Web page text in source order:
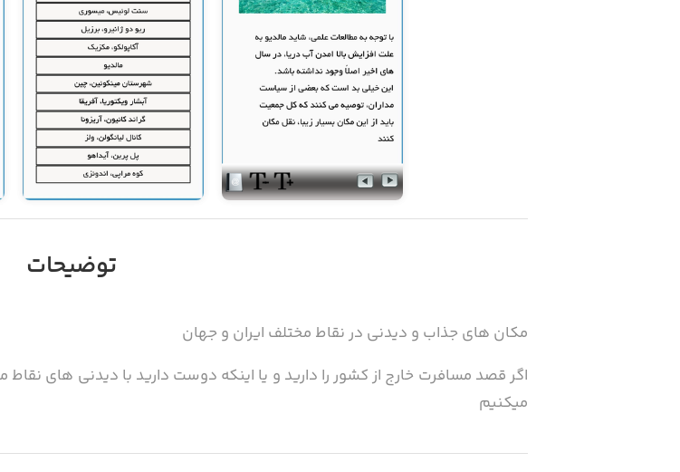
توضیحات
مکان های جذاب و دیدنی در نقاط مختلف ایران و جهان
اگر قصد مسافرت خارج از کشور را دارید و یا اینکه دوست دارید با دیدنی های
میکنیم